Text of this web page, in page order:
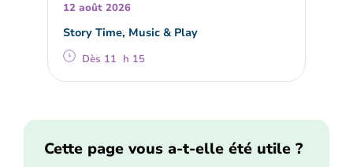
12 août 2026
Story Time, Music & Play
Dès 11 h 15
Cette page vous a-t-elle été utile ?